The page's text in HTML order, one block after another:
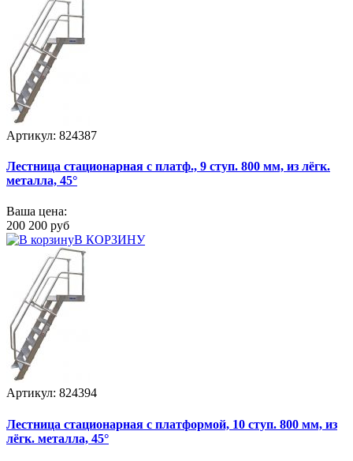
Артикул: 824387
Лестница стационарная с платф., 9 ступ. 800 мм, из лёгк.
металла, 45°
Ваша цена:
200 200 руб
В КОРЗИНУ
Артикул: 824394
Лестница стационарная с платформой, 10 ступ. 800 мм, из
лёгк. металла, 45°